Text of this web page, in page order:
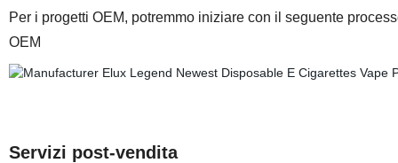
Per i progetti OEM, potremmo iniziare con il seguente
OEM
Servizi post-vendita